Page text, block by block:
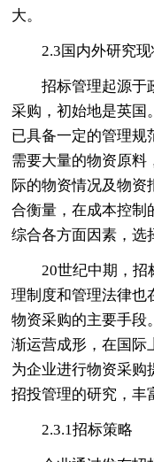
大。
2.3国内外研究现
招标管理起源于
采购，初始地是英国
已具备一定的管理规
需要大量的物资原料
际的物资情况及物资
合衡量，在成本控制
综合各方面因素，选
20世纪中期，招
理制度和管理法律也
物资采购的主要手段
渐运营成形，在国际
为企业进行物资采购
招投管理的研究，丰
2.3.1招标策略